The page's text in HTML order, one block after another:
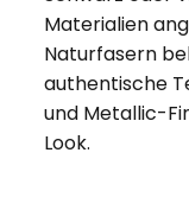
Materialien
Naturfasern
authentische
und Metallic-
Look.